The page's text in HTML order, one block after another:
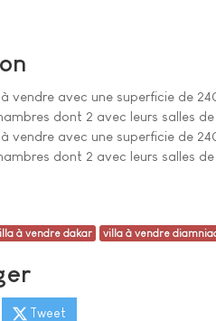
à vendre avec une superficie de
dont 2 avec leurs salles
à vendre avec une superficie de
dont 2 avec leurs salles de
à vendre dakar villa à vendre
Tweet